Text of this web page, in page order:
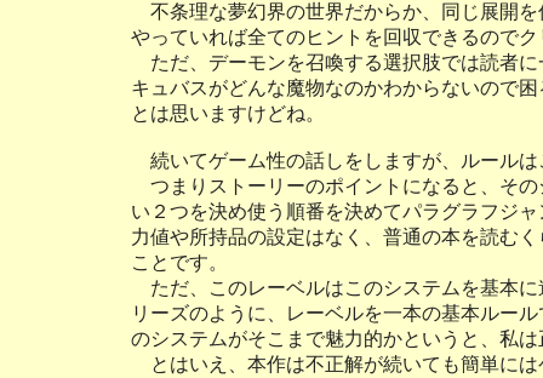
不条理な夢幻界の世界だからか、同じ展開
やっていれば全てのヒントを回収できるので
ただ、デーモンを召喚する選択肢では読者
キュバスがどんな魔物なのかわからないので
とは思いますけどね。
続いてゲーム性の話しをしますが、ルール
つまりストーリーのポイントになると、そ
い２つを決め使う順番を決めてパラグラフジ
力値や所持品の設定はなく、普通の本を読む
ことです。
ただ、このレーベルはこのシステムを基本
リーズのように、レーベルを一本の基本ルー
のシステムがそこまで魅力的かというと、私
とはいえ、本作は不正解が続いても簡単に